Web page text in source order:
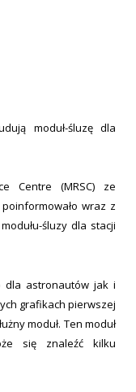
moduł-śluzę dla
Centre (MRSC) ze
wraz z
śluzy dla stacji
dla astronautów jak i
grafikach pierwszej
moduł. Ten moduł
się znaleźć kilku